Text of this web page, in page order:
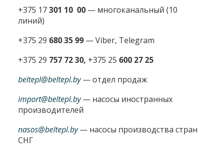
+375 17301 10 00 — многоканальный (10
линий)
+375 29 680 35 99 — Viber, Telegram
+375 29 757 72 30, +375 25 600 27 25
beltepl@beltepl.by— отдел продаж
import@beltepl.by— насосы иностранных
производителей
nasos@beltepl.by— насосы производства стран
СНГ